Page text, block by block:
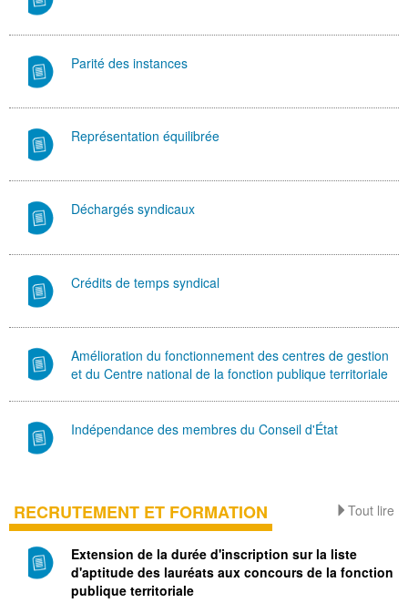
Parité des instances
Représentation équilibrée
Déchargés syndicaux
Crédits de temps syndical
Amélioration du fonctionnement des centres de gestion
et du Centre national de la fonction publique territoriale
Indépendance des membres du Conseil d'État
Tout lire
RECRUTEMENT ET FORMATION
Extension de la durée d'inscription sur la liste
d'aptitude des lauréats aux concours de la fonction
publique territoriale